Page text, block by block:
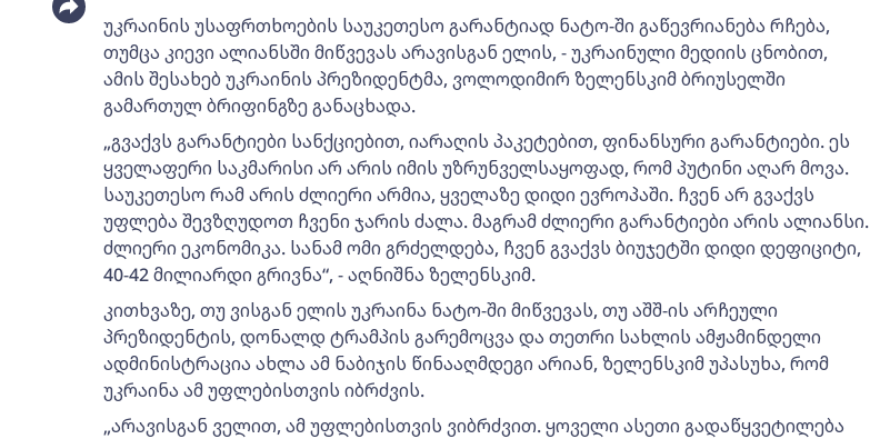
უკრაინის უსაფრთხოების საუკეთესო გარანტიად ნატო-ში გაწევრიანება რჩება,
თუმცა კიევი ალიანსში მიწვევას არავისგან ელის, - უკრაინული მედიის ცნობით,
ამის შესახებ უკრაინის პრეზიდენტმა, ვოლოდიმირ ზელენსკიმ ბრიუსელში
გამართულ ბრიფინგზე განაცხადა.
„გვაქვს გარანტიები სანქციებით, იარაღის პაკეტებით, ფინანსური გარანტიები. ეს
ყველაფერი საკმარისი არ არის იმის უზრუნველსაყოფად, რომ პუტინი აღარ მოვა.
საუკეთესო რამ არის ძლიერი არმია, ყველაზე დიდი ევროპაში. ჩვენ არ გვაქვს
უფლება შევზღუდოთ ჩვენი ჯარის ძალა. მაგრამ ძლიერი გარანტიები არის ალიანსი.
ძლიერი ეკონომიკა. სანამ ომი გრძელდება, ჩვენ გვაქვს ბიუჯეტში დიდი დეფიციტი,
40-42 მილიარდი გრივნა“, - აღნიშნა ზელენსკიმ.
კითხვაზე, თუ ვისგან ელის უკრაინა ნატო-ში მიწვევას, თუ აშშ-ის არჩეული
პრეზიდენტის, დონალდ ტრამპის გარემოცვა და თეთრი სახლის ამჟამინდელი
ადმინისტრაცია ახლა ამ ნაბიჯის წინააღმდეგი არიან, ზელენსკიმ უპასუხა, რომ
უკრაინა ამ უფლებისთვის იბრძვის.
„არავისგან ველით, ამ უფლებისთვის ვიბრძვით. ყოველი ასეთი გადაწყვეტილება